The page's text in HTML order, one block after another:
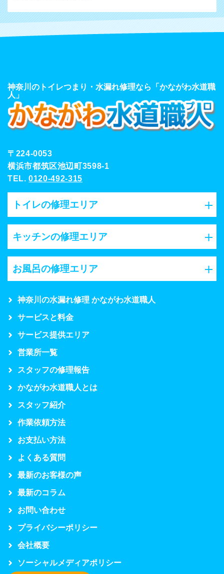
神奈川のトイレつまり・水漏れ修理なら「かながわ水道職
人」
〒224-0053
横浜市都筑区池辺町3598-1
TEL.0120-492-315
トイレの修理エリア
キッチンの修理エリア
お風呂の修理エリア
神奈川の水漏れ修理 かながわ水道職人
サービスと料金
サービス提供エリア
営業所一覧
スタッフの修理報告
かながわ水道職人とは
スタッフ紹介
作業依頼方法
お支払い方法
よくある質問
最新のお客様の声
最新のコラム
お問い合わせ
プライバシーポリシー
会社概要
ソーシャルメディアポリシー